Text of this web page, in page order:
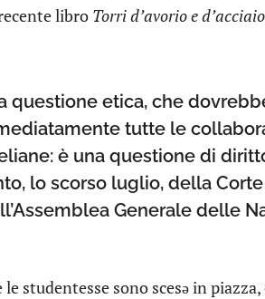
libro Torri d’avorio e d’acciaio
questione etica, che
tutte le
è una questione di
lo scorso luglio, della
Generale delle
studentesse sono scesə in